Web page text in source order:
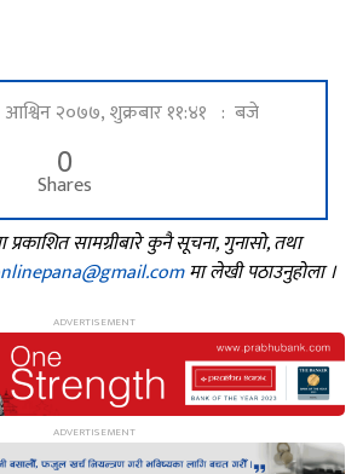
आश्विन २०७७, शुक्रबार ११:४१ : बजे
0
Shares
सामग्रीबारे कुनै सूचना, गुनासो, तथा
मा लेखी पठाउनुहोला ।